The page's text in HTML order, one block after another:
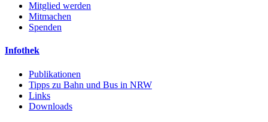
Mitglied werden
Mitmachen
Spenden
Infothek
Publikationen
Tipps zu Bahn und Bus in NRW
Links
Downloads